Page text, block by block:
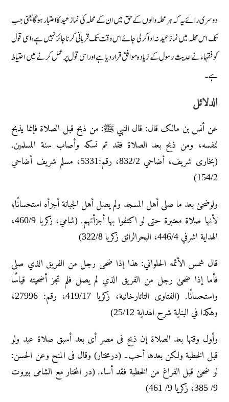
دوسری رائے یہ کہ ہر محلہ والوں کے حق میں ان کے محلہ کی نماز عید کا اعتبار ہوگا یعنی جب
تک اس محلہ میں نماز عید نہ ادا کرلی جائے اس وقت تک قربانی کرنا جائز نہیں ہے، اسی قول
کو فقہاء نے حدیث رسول کے زیادہ موافق قرار دیا ہے اور اسی قول پر عمل کرنے میں احتیاط
ہے۔
الدلائل
عن أنس بن مالک قال: قال النبي ﷺ: من ذبح قبل الصلاة فإنما یذبح
لنفسه، ومن ذبح بعد الصلاة فقد تم نسکه وأصاب سنة المسلمین.
(بخاری شریف، أضاحي 832/2، رقم:5331، مسلم شریف أضاحي
154/2)
ولوضحیٰ بعد ما صلی أهل المسجد ولم یصل أهل الجبانة أجزأه استحسانًا؛
لأنها صلاة معتبرة حتی لو اکتفوا بها أجزأتهم. (شامي، زکریا 460/9،
الهدایة اشرفي 446/4، البحرالرائق زکریا 322/8)
قال شمس الأئمه الحلواني: هذا إذا ضحی رجل من الفریق الذي صلی
فأما إذا ضحیٰ رجل من الفریق الذي لم یصل فلم تجز أضحیته قیاسًا
واستحسانًا. (الفتاوی التاتارخانیة، زکریا 419/17، رقم: 27996،
وهکذا في البنایة شرح الهدایة 25/12)
وأول وقتها بعد الصلاة إن ذبح فی مصر أی بعد أسبق صلاة عید ولو
قبل الخطبة ولکن بعدها أحب۔ (درمختار) وقال فی المنح وعن الحسن:
لو ضحیٰ قبل الفراغ من الخطبة فقد أساء. (در المختار مع الشامی بیروت
9/ 385، زکریا 9/ 461)